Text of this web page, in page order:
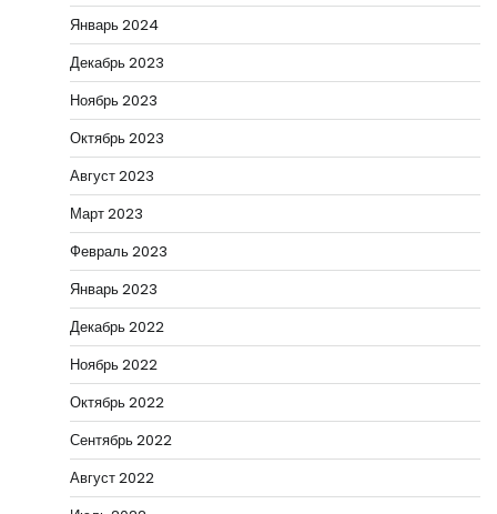
Январь 2024
Декабрь 2023
Ноябрь 2023
Октябрь 2023
Август 2023
Март 2023
Февраль 2023
Январь 2023
Декабрь 2022
Ноябрь 2022
Октябрь 2022
Сентябрь 2022
Август 2022